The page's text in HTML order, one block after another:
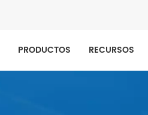
PRODUCTOS RECURSOS